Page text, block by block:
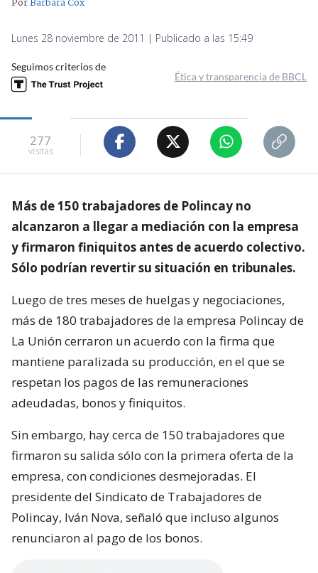
Lunes 28 noviembre de 2011 | Publicado a las 15:49
Seguimos criterios de
Ética y transparencia de BBCL
277
visitas
Más de 150 trabajadores de Polincay no
alcanzaron a llegar a mediación con la empresa
y firmaron finiquitos antes de acuerdo colectivo.
Sólo podrían revertir su situación en tribunales.
Luego de tres meses de huelgas y negociaciones,
más de 180 trabajadores de la empresa Polincay de
La Unión cerraron un acuerdo con la firma que
mantiene paralizada su producción, en el que se
respetan los pagos de las remuneraciones
adeudadas, bonos y finiquitos.
Sin embargo, hay cerca de 150 trabajadores que
firmaron su salida sólo con la primera oferta de la
empresa, con condiciones desmejoradas. El
presidente del Sindicato de Trabajadores de
Polincay, Iván Nova, señaló que incluso algunos
renunciaron al pago de los bonos.